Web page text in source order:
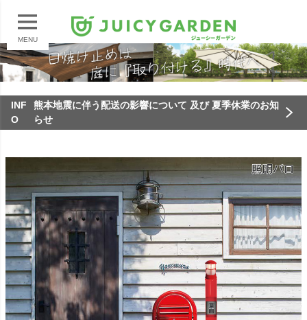
MENU
INF
O
熊本地震に伴う配送の影響について 及び 夏季休業のお知
らせ